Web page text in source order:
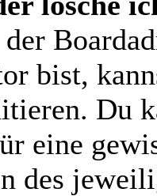
bist,
Du
eine
des